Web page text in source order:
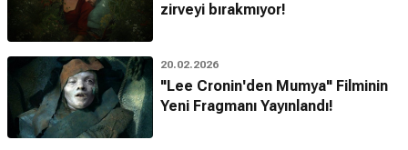
zirveyi bırakmıyor!
20.02.2026
"Lee Cronin'den Mumya" Filminin
Yeni Fragmanı Yayınlandı!